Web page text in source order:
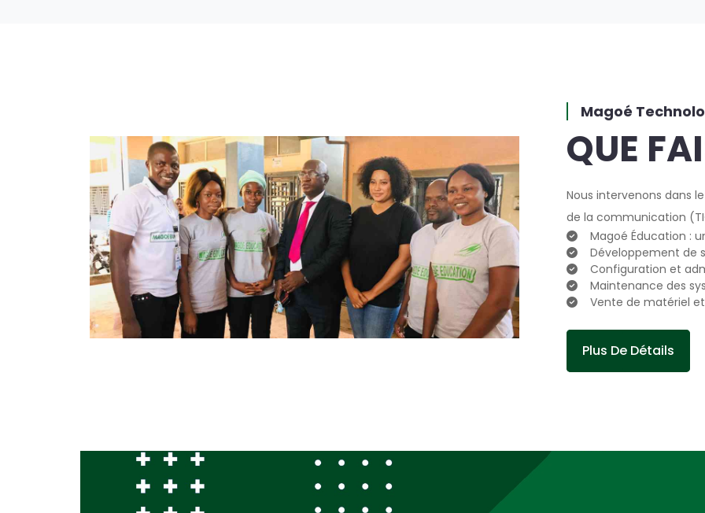
Magoé
QUE
Nous intervenons dans
de la communication
Magoé Éducation :
Développement de
Configuration et
Maintenance des
Vente de matériel
Plus De Détails